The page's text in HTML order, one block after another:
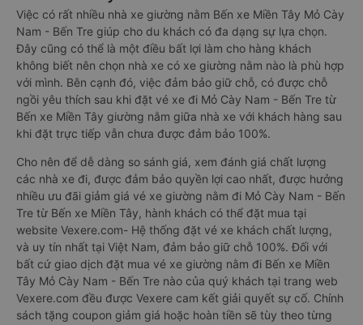
Việc có rất nhiều nhà xe giường nằm Bến xe Miền Tây Mỏ Cày
Nam - Bến Tre giúp cho du khách có đa dạng sự lựa chọn.
Đây cũng có thể là một điều bất lợi làm cho hàng khách
không biết nên chọn nhà xe có xe giường nằm nào là phù hợp
với mình. Bên cạnh đó, việc đảm bảo giữ chỗ, có được chỗ
ngồi yêu thích sau khi đặt vé xe đi Mỏ Cày Nam - Bến Tre từ
Bến xe Miền Tây giường nằm giữa nhà xe với khách hàng sau
khi đặt trực tiếp vẫn chưa được đảm bảo 100%.
Cho nên để dễ dàng so sánh giá, xem đánh giá chất lượng
các nhà xe đi, được đảm bảo quyền lợi cao nhất, được hưởng
nhiều ưu đãi giảm giá vé xe giường nằm đi Mỏ Cày Nam - Bến
Tre từ Bến xe Miền Tây, hành khách có thể đặt mua tại
website Vexere.com- Hệ thống đặt vé xe khách chất lượng,
và uy tín nhất tại Việt Nam, đảm bảo giữ chỗ 100%. Đối với
bất cứ giao dịch đặt mua vé xe giường nằm đi Bến xe Miền
Tây Mỏ Cày Nam - Bến Tre nào của quý khách tại trang web
Vexere.com đều được Vexere cam kết giải quyết sự cố. Chính
sách tặng coupon giảm giá hoặc hoàn tiền sẽ tùy theo từng